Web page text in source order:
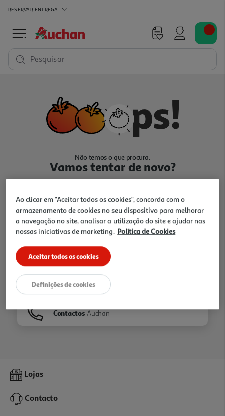
RESERVAR ENTREGA
Pesquisar
Não temos o que procura.
Vamos tentar de novo?
Ir para Homepage
Folhetos
Contactos Auchan
Lojas
Contacto
Ao clicar em "Aceitar todos os cookies", concorda com o
armazenamento de cookies no seu dispositivo para melhorar
a navegação no site, analisar a utilização do site e ajudar nas
nossas iniciativas de marketing. Política de Cookies
Aceitar todos os cookies
Definições de cookies